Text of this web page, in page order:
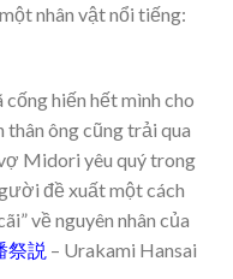
nhân vật nổi tiếng:
cống hiến hết mình cho
ông cũng trải qua
Midori yêu quý trong
đề xuất một cách
về nguyên nhân của
祭説 – Urakami Hansai